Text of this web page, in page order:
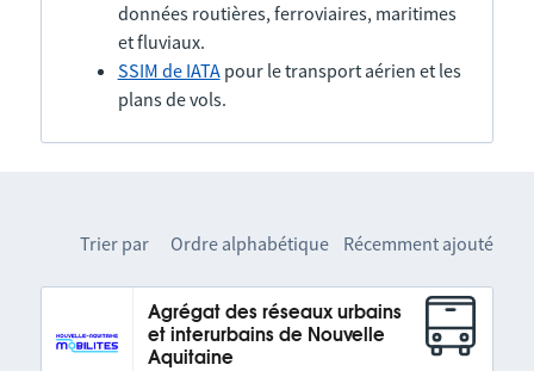
données routières, ferroviaires, maritimes
et fluviaux.
SSIM de IATApour le transport aérien et les
plans de vols.
Trier par Ordre alphabétique Récemment ajouté
Agrégat des réseaux urbains
et interurbains de Nouvelle
Aquitaine